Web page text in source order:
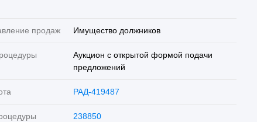
продаж Имущество должников
Аукцион с открытой формой подачи
предложений
РАД-419487
238850